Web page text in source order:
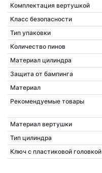
Комплектация вертушкой
Класс безопасности
Тип упаковки
Количество пинов
Материал цилиндра
Защита от бампинга
Материал
Рекомендуемые товары
Материал вертушки
Тип цилиндра
Ключ с пластиковой головкой